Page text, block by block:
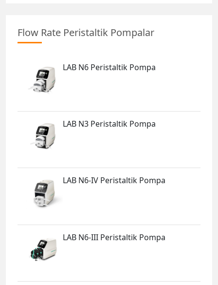
Flow Rate Peristaltik Pompalar
LAB N6 Peristaltik Pompa
LAB N3 Peristaltik Pompa
LAB N6-IV Peristaltik Pompa
LAB N6-III Peristaltik Pompa